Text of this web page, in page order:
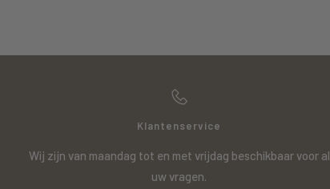
Klantenservice
Wij zijn van maandag tot en met vrijdag beschikbaar voor al
uw vragen.